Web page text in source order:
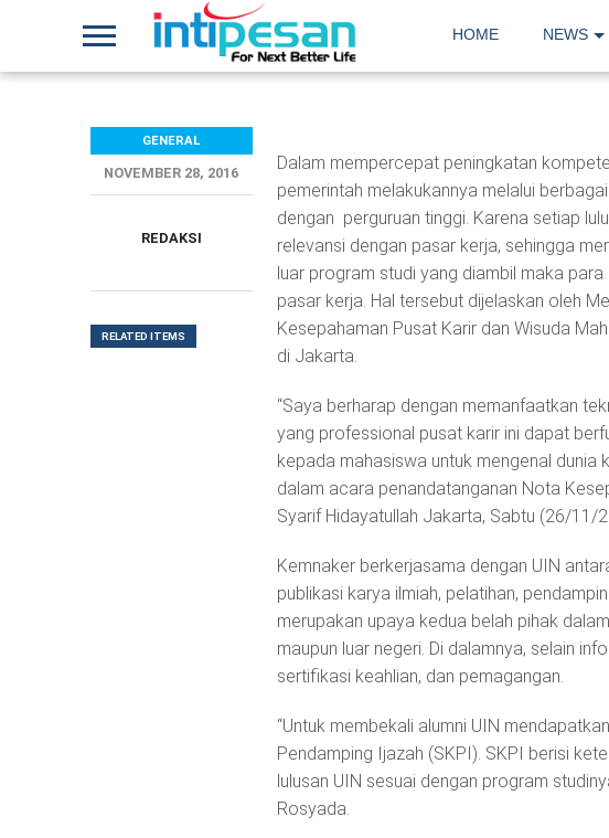
HOME NEWS
Dalam mempercepat peningkatan
pemerintah melakukannya melalui
dengan perguruan tinggi. Karena setiap
relevansi dengan pasar kerja, sehingga
luar program studi yang diambil maka
pasar kerja. Hal tersebut dijelaskan oleh
Kesepahaman Pusat Karir dan Wisuda
di Jakarta.
“Saya berharap dengan memanfaatkan
yang professional pusat karir ini dapat
kepada mahasiswa untuk mengenal dunia
dalam acara penandatanganan Nota
Syarif Hidayatullah Jakarta, Sabtu (26/11/
Kemnaker berkerjasama dengan UIN
publikasi karya ilmiah, pelatihan,
merupakan upaya kedua belah pihak
maupun luar negeri. Di dalamnya, selain
sertifikasi keahlian, dan pemagangan.
“Untuk membekali alumni UIN
Pendamping Ijazah (SKPI). SKPI berisi
lulusan UIN sesuai dengan program
Rosyada.
GENERAL
NOVEMBER 28, 2016
REDAKSI
RELATED ITEMS